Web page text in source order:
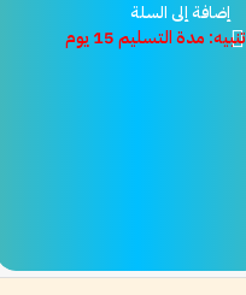
إضافة إلى السلة
تنبيه: مدة التسليم 15 يوم